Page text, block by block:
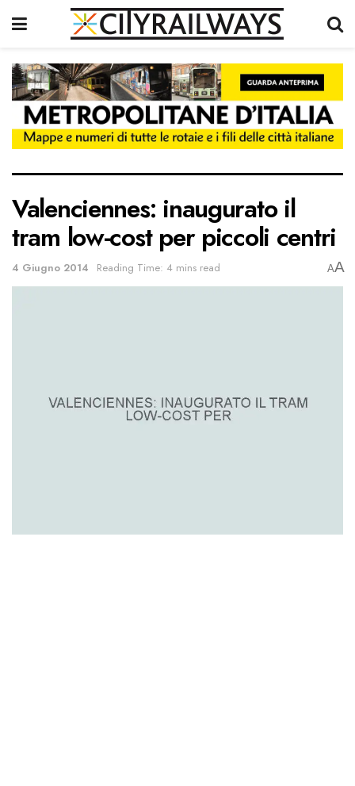
Valenciennes: inaugurato il
tram low-cost per piccoli centri
4 Giugno 2014 Reading Time: 4 mins read AA